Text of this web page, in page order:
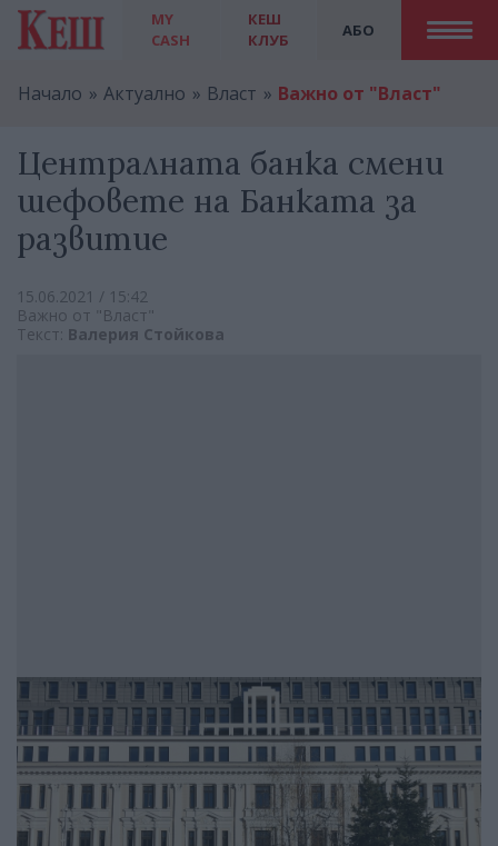
MY
CASH
АБО
КЕШ
КЛУБ
Начало Актуално Власт Важно от "Власт"
Централната банка смени
шефовете на Банката за
развитие
15.06.2021 / 15:42
Важно от "Власт"
Текст: Валерия Стойкова